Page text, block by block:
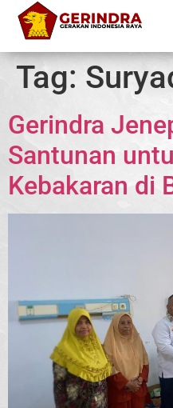
Tag:
Gerindra
Santunan
Kebakaran di